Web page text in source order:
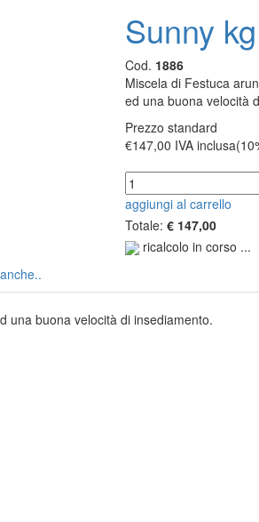
Sunny
Cod. 1886
Miscela di Festuca
ed una buona velocità
Prezzo standard
€147,00 IVA
aggiungi al carrello
Totale: € 147,00
ricalcolo in corso ...
una buona velocità di insediamento.